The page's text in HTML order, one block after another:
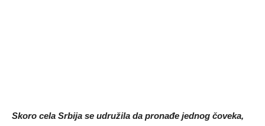
Skoro cela Srbija se udružila da pronađe jednog čoveka,